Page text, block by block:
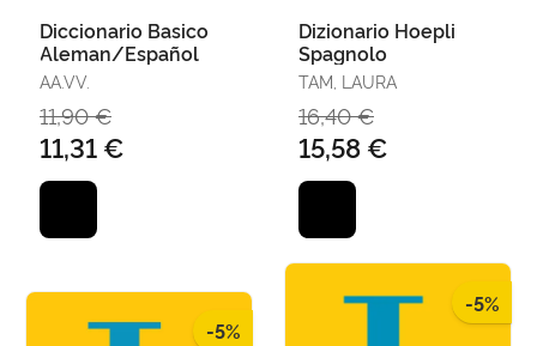
Diccionario Basico
Aleman/Español
AA.VV.
11,90 €
11,31 €
Dizionario Hoepli
Spagnolo
TAM, LAURA
16,40 €
15,58 €
-5%
-5%